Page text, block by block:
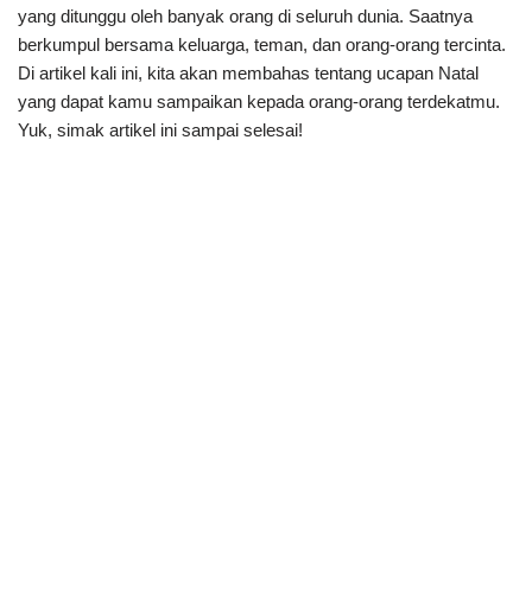
yang ditunggu oleh banyak orang di seluruh dunia. Saatnya
berkumpul bersama keluarga, teman, dan orang-orang tercinta.
Di artikel kali ini, kita akan membahas tentang ucapan Natal
yang dapat kamu sampaikan kepada orang-orang terdekatmu.
Yuk, simak artikel ini sampai selesai!